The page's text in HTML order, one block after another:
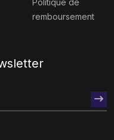
remboursement